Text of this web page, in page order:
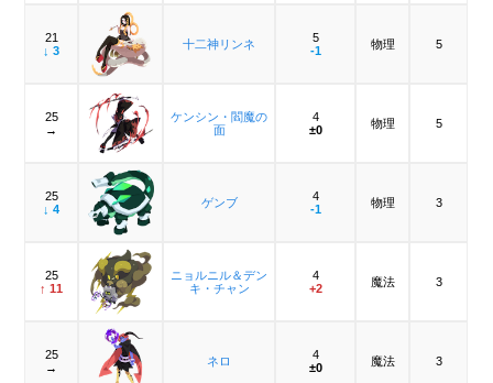
21
↓ 3
十二神リンネ
5
-1
物理 5
25
→
ケンシン・閻魔の
面
4
±0
物理 5
25
↓ 4
ゲンブ
4
-1
物理 3
25
↑ 11
ニョルニル＆デン
キ・チャン
4
+2
魔法 3
25
→
ネロ
4
±0
魔法 3